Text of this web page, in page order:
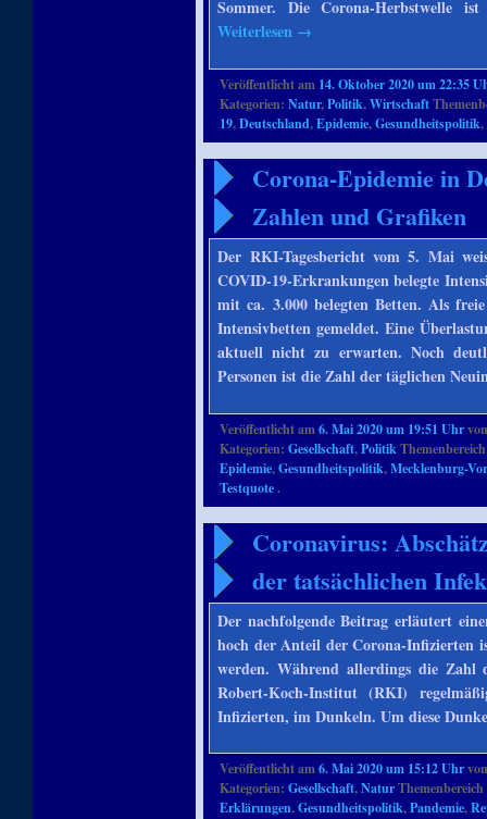
Sommer. Die Corona-Herbstwelle
Weiterlesen →
Veröffentlicht am 14. Oktober 2020 um 22:35
Kategorien:Natur,Politik,Wirtschaft
19,Deutschland,Epidemie,Gesundheitspolitik,
Corona-Epidemie in
Zahlen und Grafiken
Der RKI-Tagesbericht vom 5. Mai
COVID-19-Erkrankungen belegte
mit ca. 3.000 belegten Betten. Als
Intensivbetten gemeldet. Eine
aktuell nicht zu erwarten. Noch
Personen ist die Zahl der täglichen
Veröffentlicht am6. Mai 2020 um 19:51 Uhr
Kategorien:Gesellschaft,Politik
Epidemie,Gesundheitspolitik,Mecklenburg-
Testquote.
Coronavirus:
der tatsächlichen
Der nachfolgende Beitrag erläutert
hoch der Anteil der Corona-Infizierten
werden. Während allerdings die
Robert-Koch-Institut (RKI)
Infizierten, im Dunkeln. Um diese
Veröffentlicht am6. Mai 2020 um 15:12 Uhr
Kategorien:Gesellschaft,Natur
Erklärungen,Gesundheitspolitik,Pandemie,